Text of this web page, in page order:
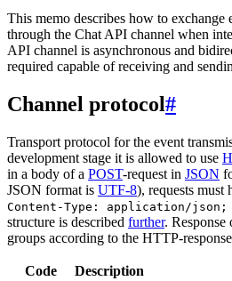
This memo describes how to exchange
through the Chat API channel when
API channel is asynchronous and
required capable of receiving and
Channel protocol#
Transport protocol for the event
development stage it is allowed to use
in a body of a POST-request in JSON
JSON format is UTF-8), requests must
Content-Type: application/
structure is described further. Response
groups according to the HTTP-
Code Description